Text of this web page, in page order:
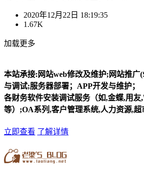
2020年12月22日 18:19:35
1.67K
加载更多
本站承接:网站web修改及维护;网站推广
与调试;服务器部署；APP开发与维护；
各财务软件安装调试服务（如,金蝶,用友
等）;OA系列,客户管理系统,人力资源,超
立即查看 了解详情